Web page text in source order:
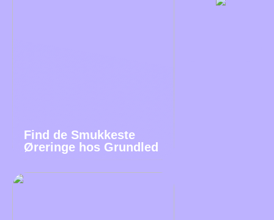
Find de Smukkeste
Øreringe hos Grundled